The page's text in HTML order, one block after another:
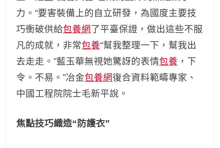
力。“要害裝備上的自立研發，為國度主要技
巧衝破供給包養網了平臺保證，做出這些不服
凡的成就，非常包養“幫我整理一下，幫我出
去走走。”藍玉華無視她驚訝的表情包養 ，下
令。不易。”冶金包養網復合資料範疇專家、
中國工程院院士毛新平說。
焦點技巧織造“防護衣”